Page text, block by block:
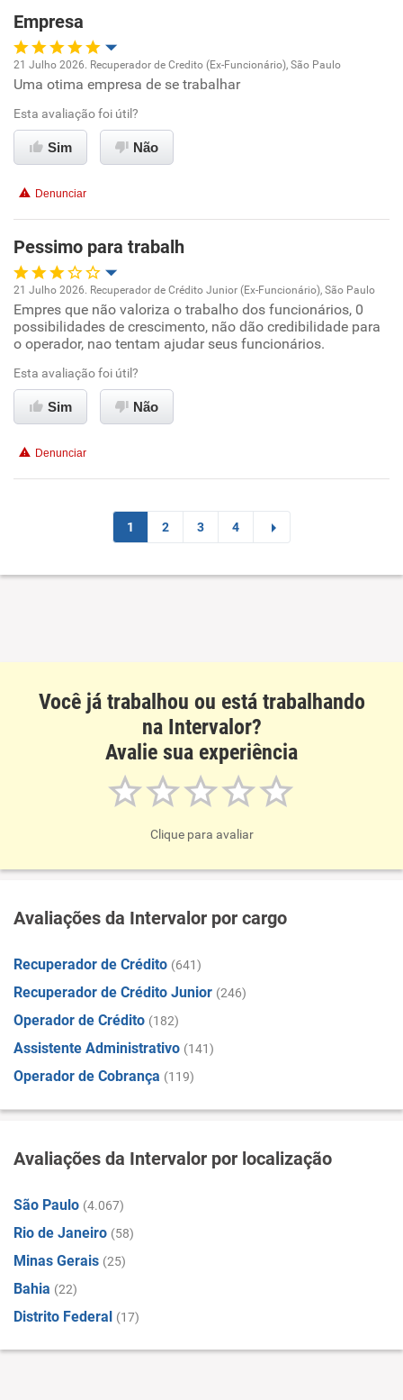
Empresa
Oportunidade de promoção
Ambiente de trabalho
Benefícios
Recomenda esta empresa
21 Julho 2026. Recuperador de Credito (Ex-Funcionário), São Paulo
Uma otima empresa de se trabalhar
Esta avaliação foi útil?
Sim Não
Denunciar
Pessimo para trabalh
Oportunidade de promoção
Ambiente de trabalho
Conciliação com a vida familiar
Não recomenda a diretoria
21 Julho 2026. Recuperador de Crédito Junior (Ex-Funcionário), São Paulo
Empres que não valoriza o trabalho dos funcionários, 0
possibilidades de crescimento, não dão credibilidade para
o operador, nao tentam ajudar seus funcionários.
Esta avaliação foi útil?
Sim Não
Denunciar
1 2 3 4
Você já trabalhou ou está trabalhando
na Intervalor?
Avalie sua experiência
Clique para avaliar
Avaliações da Intervalor por cargo
Recuperador de Crédito (641)
Recuperador de Crédito Junior (246)
Operador de Crédito (182)
Assistente Administrativo (141)
Operador de Cobrança (119)
Avaliações da Intervalor por localização
São Paulo (4.067)
Rio de Janeiro (58)
Minas Gerais (25)
Bahia (22)
Distrito Federal (17)